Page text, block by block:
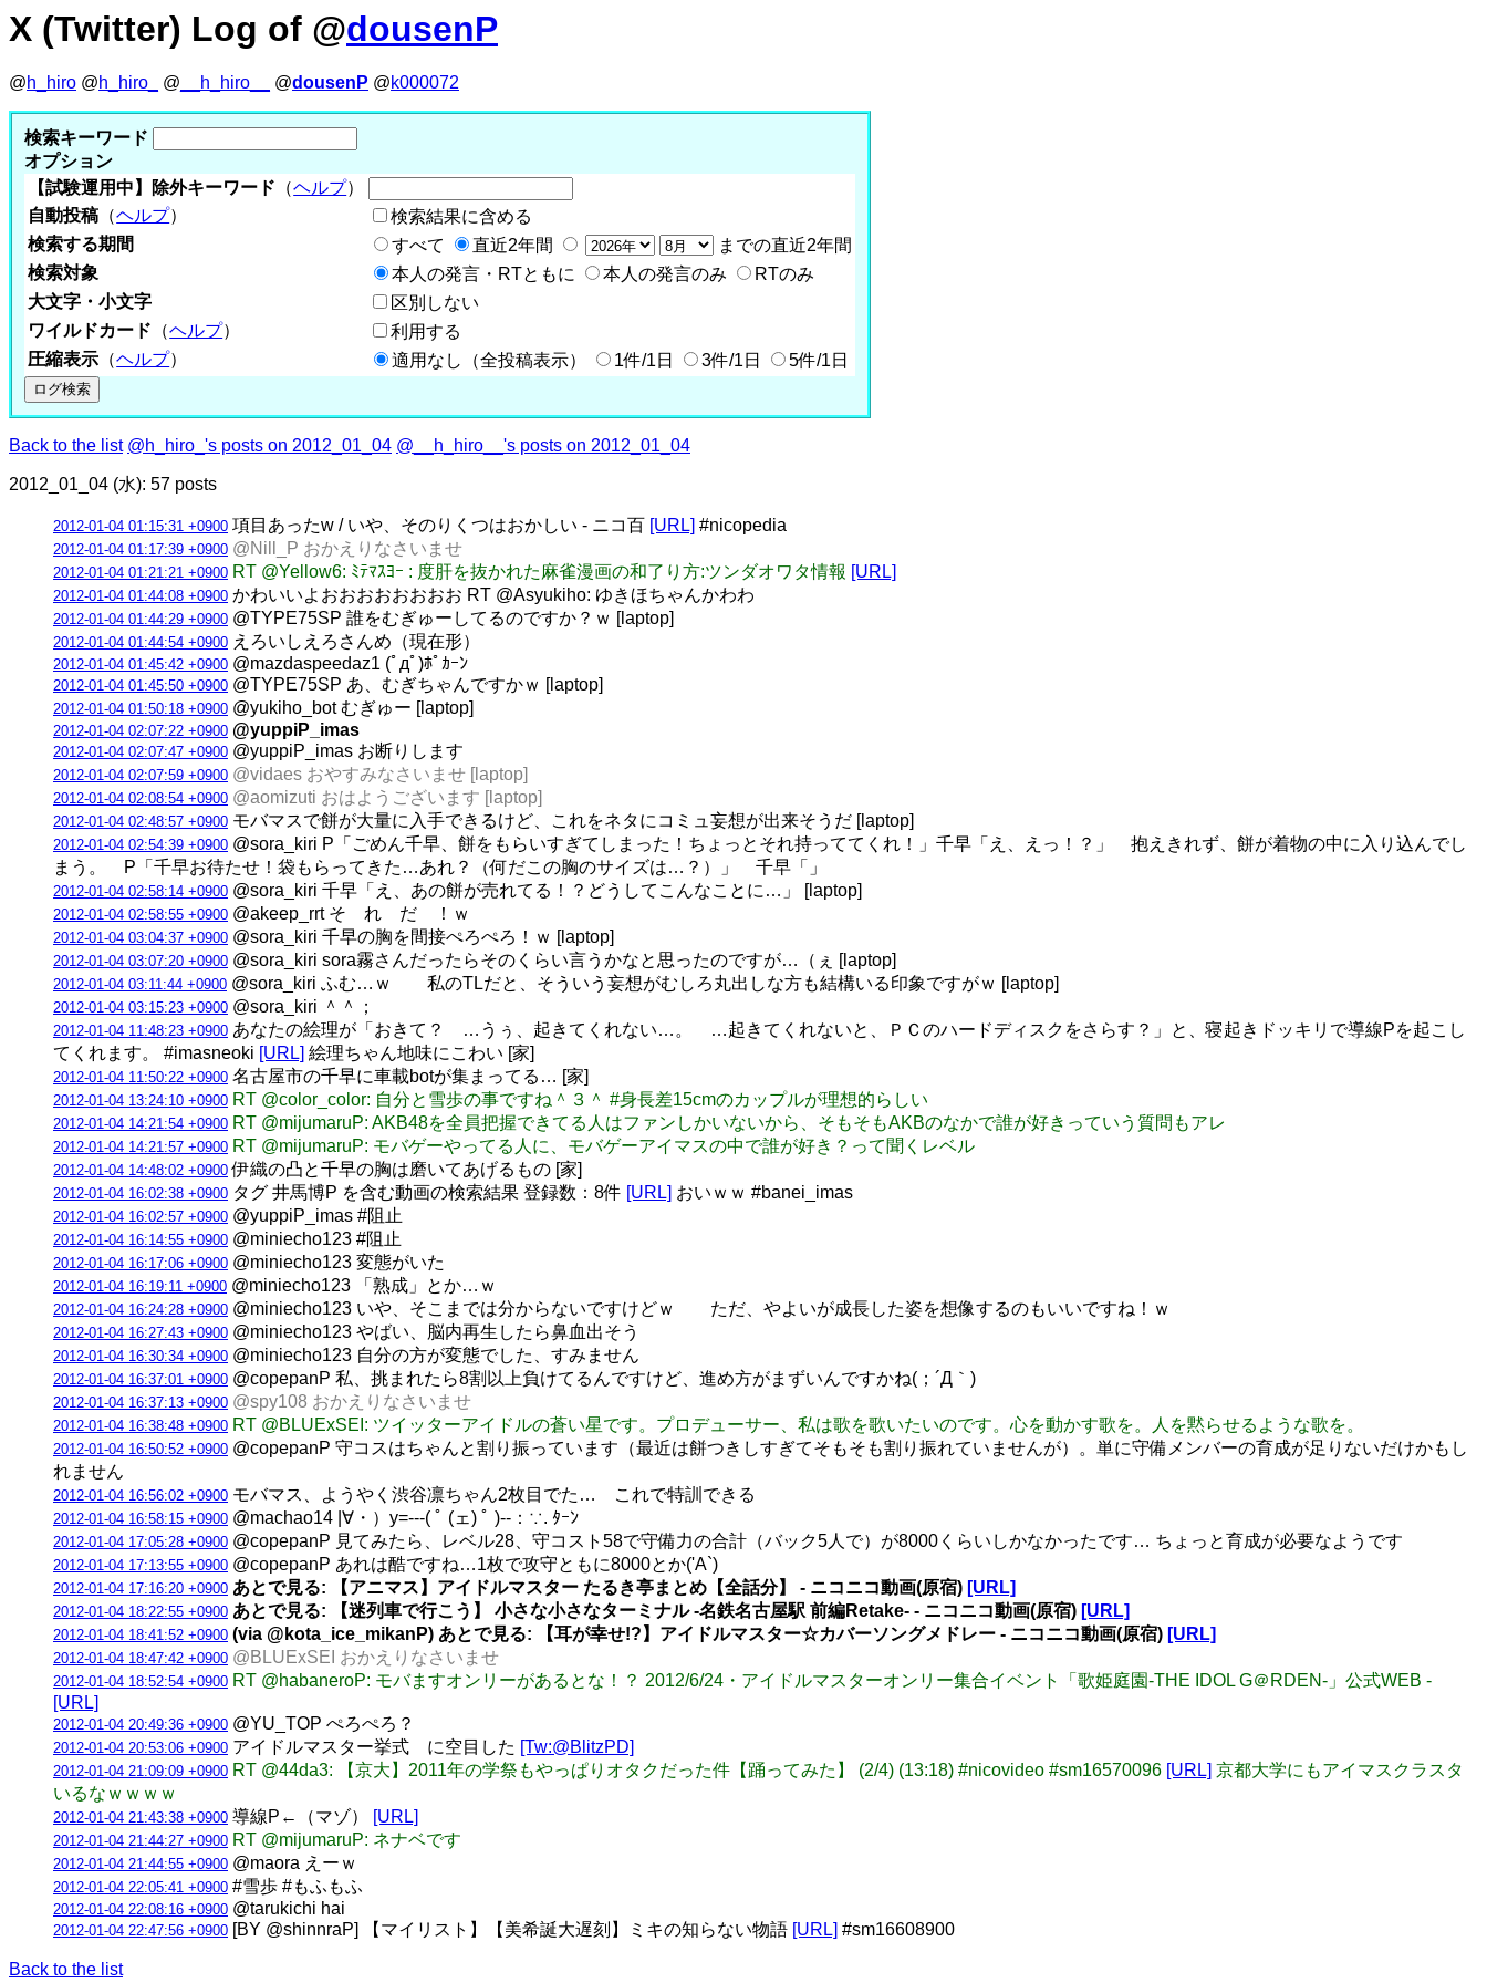
X (Twitter) Log of @dousenP
@h_hiro @h_hiro_ @ __h_hiro__ @dousenP @k000072
検索キーワード
オプション
【試験運用中】除外キーワード （ヘルプ）
自動投稿 （ヘルプ）
検索結果に含める
検索する期間
すべて 直近2年間
までの直近2年間
検索対象
本人の発言・RTともに 本人の発言のみ
RTのみ
大文字・小文字
区別しない
ワイルドカード （ヘルプ）
利用する
圧縮表示 （ヘルプ） 適用なし（全投稿表示） 1件/1日 3件/1日 5件/1日
Back to the list @h_hiro_'s posts on 2012_01_04 @__h_hiro__'s posts on 2012_01_04
2012_01_04 (水): 57 posts
2012-01-04 01:15:31 +0900 項目あったw / いや、そのりくつはおかしい - ニコ百 [URL] #nicopedia
2012-01-04 01:17:39 +0900 @Nill_P おかえりなさいませ
2012-01-04 01:21:21 +0900 RT @Yellow6: ﾐﾃﾏｽﾖｰ : 度肝を抜かれた麻雀漫画の和了り方:ツンダオワタ情報 [URL]
2012-01-04 01:44:08 +0900 かわいいよおおおおおおおお RT @Asyukiho: ゆきほちゃんかわわ
2012-01-04 01:44:29 +0900 @TYPE75SP 誰をむぎゅーしてるのですか？ｗ [laptop]
2012-01-04 01:44:54 +0900 えろいしえろさんめ（現在形）
2012-01-04 01:45:42 +0900 @mazdaspeedaz1 (ﾟдﾟ)ﾎﾟｶｰﾝ
2012-01-04 01:45:50 +0900 @TYPE75SP あ、むぎちゃんですかｗ [laptop]
2012-01-04 01:50:18 +0900 @yukiho_bot むぎゅー [laptop]
2012-01-04 02:07:22 +0900 @yuppiP_imas
2012-01-04 02:07:47 +0900 @yuppiP_imas お断りします
2012-01-04 02:07:59 +0900 @vidaes おやすみなさいませ [laptop]
2012-01-04 02:08:54 +0900 @aomizuti おはようございます [laptop]
2012-01-04 02:48:57 +0900 モバマスで餅が大量に入手できるけど、これをネタにコミュ妄想が出来そうだ [laptop]
2012-01-04 02:54:39 +0900 @sora_kiri P「ごめん千早、餅をもらいすぎてしまった！ちょっとそれ持っててくれ！」千早「え、えっ！？」 抱えきれず、餅が着物の中に入り込んでし
まう。 P「千早お待たせ！袋もらってきた…あれ？（何だこの胸のサイズは…？）」 千早「」
2012-01-04 02:58:14 +0900 @sora_kiri 千早「え、あの餅が売れてる！？どうしてこんなことに…」 [laptop]
2012-01-04 02:58:55 +0900 @akeep_rrt そ れ だ ！ｗ
2012-01-04 03:04:37 +0900 @sora_kiri 千早の胸を間接ぺろぺろ！ｗ [laptop]
2012-01-04 03:07:20 +0900 @sora_kiri sora霧さんだったらそのくらい言うかなと思ったのですが…（ぇ [laptop]
2012-01-04 03:11:44 +0900 @sora_kiri ふむ…ｗ 私のTLだと、そういう妄想がむしろ丸出しな方も結構いる印象ですがｗ [laptop]
2012-01-04 03:15:23 +0900 @sora_kiri ＾＾；
2012-01-04 11:48:23 +0900 あなたの絵理が「おきて？ …うぅ、起きてくれない…。 …起きてくれないと、ＰＣのハードディスクをさらす？」と、寝起きドッキリで導線Pを起こし
てくれます。 #imasneoki [URL] 絵理ちゃん地味にこわい [家]
2012-01-04 11:50:22 +0900 名古屋市の千早に車載botが集まってる… [家]
2012-01-04 13:24:10 +0900 RT @color_color: 自分と雪歩の事ですね＾３＾ #身長差15cmのカップルが理想的らしい
2012-01-04 14:21:54 +0900 RT @mijumaruP: AKB48を全員把握できてる人はファンしかいないから、そもそもAKBのなかで誰が好きっていう質問もアレ
2012-01-04 14:21:57 +0900 RT @mijumaruP: モバゲーやってる人に、モバゲーアイマスの中で誰が好き？って聞くレベル
2012-01-04 14:48:02 +0900 伊織の凸と千早の胸は磨いてあげるもの [家]
2012-01-04 16:02:38 +0900 タグ 井馬博P を含む動画の検索結果 登録数：8件 [URL] おいｗｗ #banei_imas
2012-01-04 16:02:57 +0900 @yuppiP_imas #阻止
2012-01-04 16:14:55 +0900 @miniecho123 #阻止
2012-01-04 16:17:06 +0900 @miniecho123 変態がいた
2012-01-04 16:19:11 +0900 @miniecho123 「熟成」とか…ｗ
2012-01-04 16:24:28 +0900 @miniecho123 いや、そこまでは分からないですけどｗ ただ、やよいが成長した姿を想像するのもいいですね！ｗ
2012-01-04 16:27:43 +0900 @miniecho123 やばい、脳内再生したら鼻血出そう
2012-01-04 16:30:34 +0900 @miniecho123 自分の方が変態でした、すみません
2012-01-04 16:37:01 +0900 @copepanP 私、挑まれたら8割以上負けてるんですけど、進め方がまずいんですかね(；´Д｀)
2012-01-04 16:37:13 +0900 @spy108 おかえりなさいませ
2012-01-04 16:38:48 +0900 RT @BLUExSEI: ツイッターアイドルの蒼い星です。プロデューサー、私は歌を歌いたいのです。心を動かす歌を。人を黙らせるような歌を。
2012-01-04 16:50:52 +0900 @copepanP 守コスはちゃんと割り振っています（最近は餅つきしすぎてそもそも割り振れていませんが）。単に守備メンバーの育成が足りないだけかもし
れません
2012-01-04 16:56:02 +0900 モバマス、ようやく渋谷凛ちゃん2枚目でた… これで特訓できる
2012-01-04 16:58:15 +0900 @machao14 |∀・）y=---( ﾟ (ェ) ﾟ )--：∵. ﾀｰﾝ
2012-01-04 17:05:28 +0900 @copepanP 見てみたら、レベル28、守コスト58で守備力の合計（バック5人で）が8000くらいしかなかったです… ちょっと育成が必要なようです
2012-01-04 17:13:55 +0900 @copepanP あれは酷ですね…1枚で攻守ともに8000とか('A`)
2012-01-04 17:16:20 +0900 あとで見る: 【アニマス】アイドルマスター たるき亭まとめ【全話分】 ‐ ニコニコ動画(原宿) [URL]
2012-01-04 18:22:55 +0900 あとで見る: 【迷列車で行こう】 小さな小さなターミナル -名鉄名古屋駅 前編Retake- ‐ ニコニコ動画(原宿) [URL]
2012-01-04 18:41:52 +0900 (via @kota_ice_mikanP) あとで見る: 【耳が幸せ!?】アイドルマスター☆カバーソングメドレー ‐ ニコニコ動画(原宿) [URL]
2012-01-04 18:47:42 +0900 @BLUExSEI おかえりなさいませ
2012-01-04 18:52:54 +0900 RT @habaneroP: モバますオンリーがあるとな！？ 2012/6/24・アイドルマスターオンリー集合イベント「歌姫庭園-THE IDOL G＠RDEN-」公式WEB -
[URL]
2012-01-04 20:49:36 +0900 @YU_TOP ぺろぺろ？
2012-01-04 20:53:06 +0900 アイドルマスター挙式 に空目した [Tw:@BlitzPD]
2012-01-04 21:09:09 +0900 RT @44da3: 【京大】2011年の学祭もやっぱりオタクだった件【踊ってみた】 (2/4) (13:18) #nicovideo #sm16570096 [URL] 京都大学にもアイマスクラスタ
いるなｗｗｗｗ
2012-01-04 21:43:38 +0900 導線P←（マゾ） [URL]
2012-01-04 21:44:27 +0900 RT @mijumaruP: ネナベです
2012-01-04 21:44:55 +0900 @maora えーｗ
2012-01-04 22:05:41 +0900 #雪歩 #もふもふ
2012-01-04 22:08:16 +0900 @tarukichi hai
2012-01-04 22:47:56 +0900 [BY @shinnraP] 【マイリスト】【美希誕大遅刻】ミキの知らない物語 [URL] #sm16608900
Back to the list